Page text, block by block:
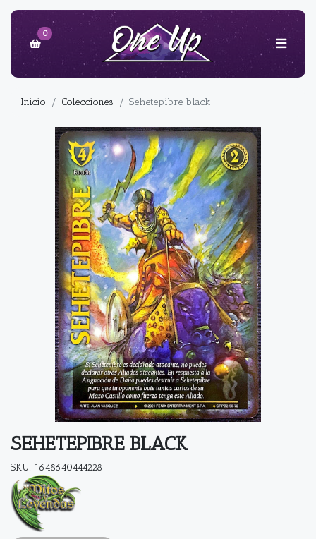
0
Inicio Colecciones Sehetepibre black
SEHETEPIBRE BLACK
SKU: 1648640444228